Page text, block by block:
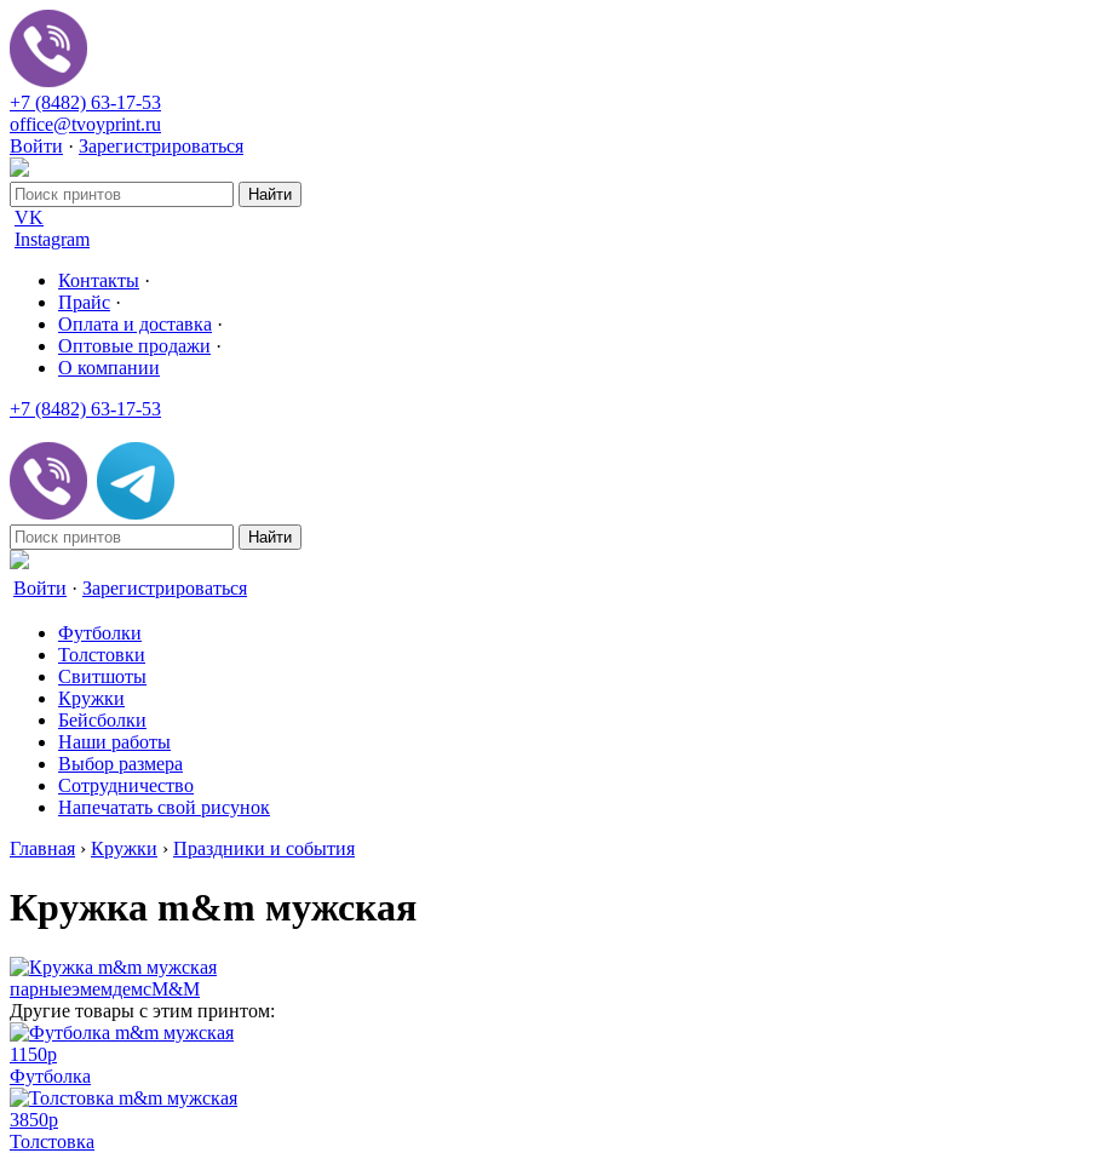
+7 (8482) 63-17-53
office@tvoyprint.ru
Войти · Зарегистрироваться
VK
Instagram
Контакты ·
Прайс ·
Оплата и доставка ·
Оптовые продажи ·
О компании
+7 (8482) 63-17-53
Войти · Зарегистрироваться
Футболки
Толстовки
Свитшоты
Кружки
Бейсболки
Наши работы
Выбор размера
Сотрудничество
Напечатать свой рисунок
Главная › Кружки › Праздники и события
Кружка m&m мужская
парныеэмемдемсM&M
Другие товары с этим принтом:
1150p
Футболка
3850p
Толстовка